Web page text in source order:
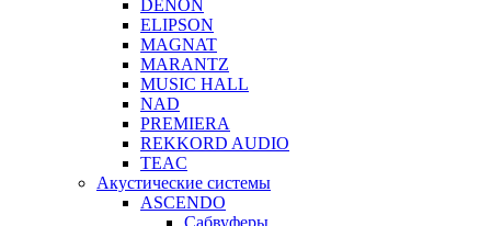
DENON
ELIPSON
MAGNAT
MARANTZ
MUSIC HALL
NAD
PREMIERA
REKKORD AUDIO
TEAC
Акустические системы
ASCENDO
Сабвуферы